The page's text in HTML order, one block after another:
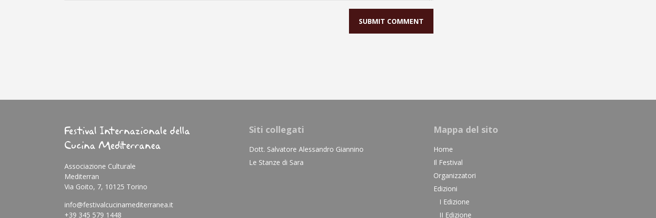
Festival Internazionale della
Cucina Mediterranea
Associazione Culturale
Mediterran
Via Goito, 7, 10125 Torino
info@festivalcucinamediterranea.it
+39 345 579 1448
Siti collegati
Dott. Salvatore Alessandro Giannino
Le Stanze di Sara
Mappa del sito
Home
Il Festival
Organizzatori
Edizioni
I Edizione
II Edizione